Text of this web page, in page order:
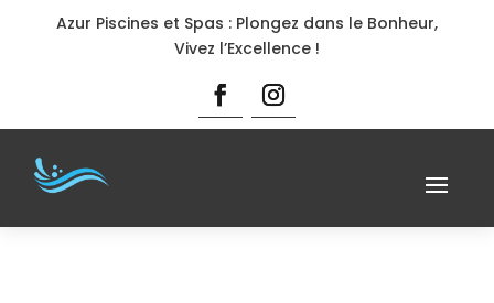
Azur Piscines et Spas : Plongez dans le Bonheur,
Vivez l’Excellence !